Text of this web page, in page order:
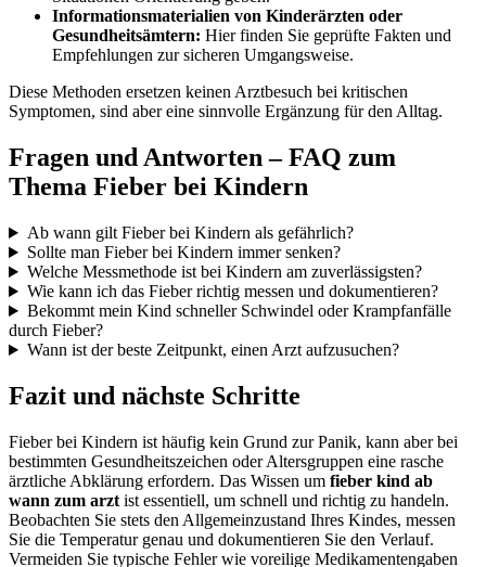
Informationsmaterialien von Kinderärzten oder
Gesundheitsämtern: Hier finden Sie geprüfte Fakten und
Empfehlungen zur sicheren Umgangsweise.
Diese Methoden ersetzen keinen Arztbesuch bei kritischen
Symptomen, sind aber eine sinnvolle Ergänzung für den Alltag.
Fragen und Antworten – FAQ zum
Thema Fieber bei Kindern
Ab wann gilt Fieber bei Kindern als gefährlich?
Sollte man Fieber bei Kindern immer senken?
Welche Messmethode ist bei Kindern am zuverlässigsten?
Wie kann ich das Fieber richtig messen und dokumentieren?
Bekommt mein Kind schneller Schwindel oder Krampfanfälle
durch Fieber?
Wann ist der beste Zeitpunkt, einen Arzt aufzusuchen?
Fazit und nächste Schritte
Fieber bei Kindern ist häufig kein Grund zur Panik, kann aber bei
bestimmten Gesundheitszeichen oder Altersgruppen eine rasche
ärztliche Abklärung erfordern. Das Wissen um fieber kind ab
wann zum arzt ist essentiell, um schnell und richtig zu handeln.
Beobachten Sie stets den Allgemeinzustand Ihres Kindes, messen
Sie die Temperatur genau und dokumentieren Sie den Verlauf.
Vermeiden Sie typische Fehler wie voreilige Medikamentengaben